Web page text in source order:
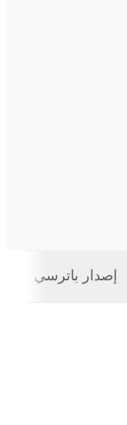
إصدار باترسي